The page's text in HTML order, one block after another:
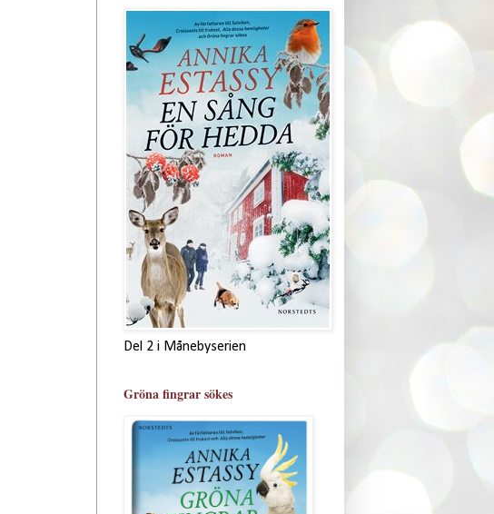
Del 2 i Månebyserien
Gröna fingrar sökes